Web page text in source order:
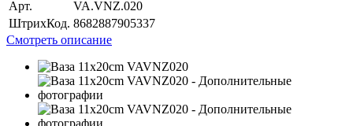
Арт.
VA.VNZ.020
ШтрихКод. 8682887905337
Смотреть описание